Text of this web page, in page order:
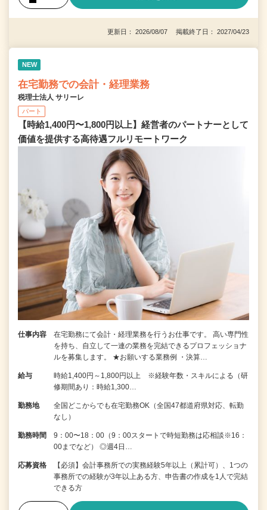
更新日： 2026/08/07 掲載終了日： 2027/04/23
NEW
在宅勤務での会計・経理業務
税理士法人 サリーレ
パート
【時給1,400円〜1,800円以上】経営者のパートナーとして
価値を提供する⾼待遇フルリモートワーク
仕事内容
在宅勤務にて会計・経理業務を行うお仕事です。 高い専門性
を持ち、自立して一連の業務を完結できるプロフェッショナ
ルを募集します。 ★お願いする業務例 ・決算…
給与
時給1,400円～1,800円以上 ※経験年数・スキルによる（研
修期間あり：時給1,300…
勤務地
全国どこからでも在宅勤務OK（全国47都道府県対応、転勤
なし）
勤務時間
9：00〜18：00（9：00スタートで時短勤務は応相談※16：
00までなど） ◎週4日…
応募資格
【必須】会計事務所での実務経験5年以上（累計可）、1つの
事務所での経験が3年以上ある方、申告書の作成を1人で完結
できる方